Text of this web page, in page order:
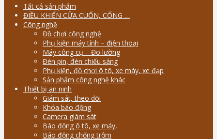
Tất cả sản phẩm
ĐIỀU KHIỂN CỬA CUỐN, CỔNG …
Công nghệ
Đồ chơi công nghệ
Phụ kiện máy tính – điện thoại
Máy công cụ – Đo lường
Đèn pin, đèn chiếu sáng
Phụ kiện, đồ chơi ô tô, xe máy, xe đạp
Sản phẩm công nghệ khác
Thiết bị an ninh
Giám sát, theo dõi
Khóa báo động
Camera giám sát
Báo động ô tô, xe máy,
Báo động chống trộm